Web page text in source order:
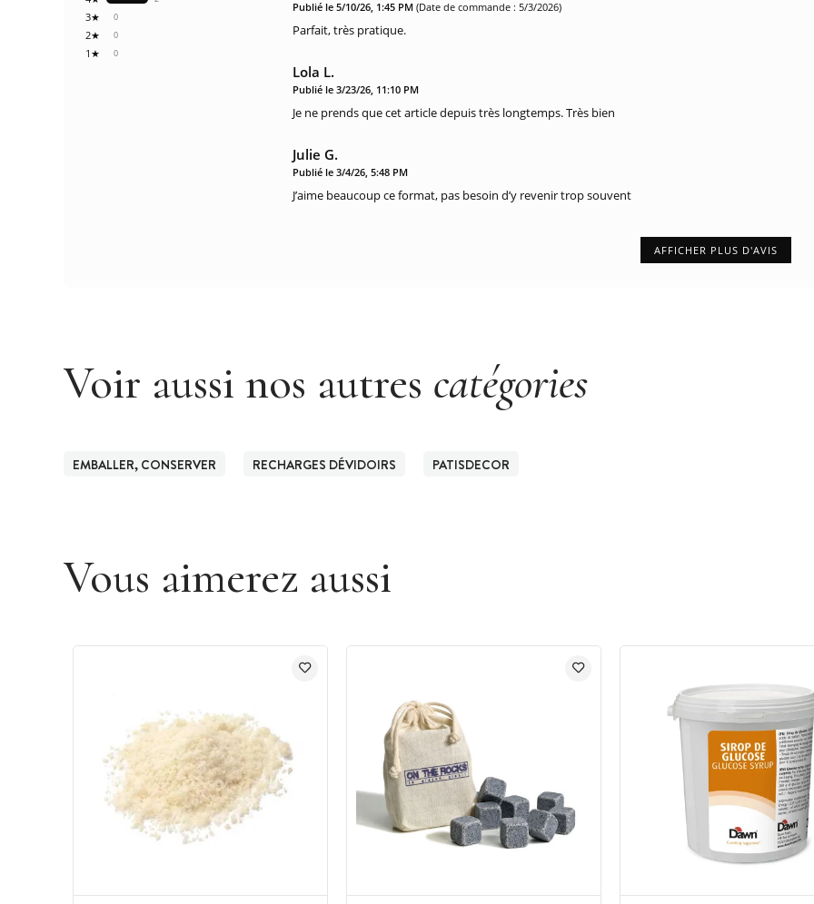
0
1★
0
2★
0
3★
Publié le 5/10/26, 1:45 PM (Date de commande : 5/3/2026)
Parfait, très pratique.
Lola L.
Publié le 3/23/26, 11:10 PM
Je ne prends que cet article depuis très longtemps. Très bien
Julie G.
Publié le 3/4/26, 5:48 PM
J’aime beaucoup ce format, pas besoin d’y revenir trop souvent
AFFICHER PLUS D'AVIS
Voir aussi nos autres catégories
EMBALLER, CONSERVER RECHARGES DÉVIDOIRS PATISDECOR
Vous aimerez aussi